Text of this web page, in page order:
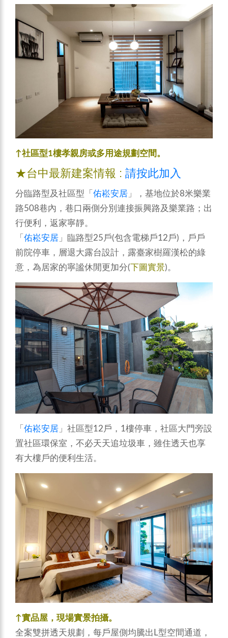
↑社區型1樓孝親房或多用途規劃空間。
★台中最新建案情報 : 請按此加入
分臨路型及社區型「 佑崧安居 」，基地位於8米樂業
路508巷內，巷口兩側分別連接振興路及樂業路；出
行便利，返家寧靜。
「 佑崧安居 」臨路型25戶(包含電梯戶12戶)，戶戶
前院停車，層退大露台設計，露臺家樹羅漢松的綠
意，為居家的寧謐休閒更加分(下圖實景)。
「 佑崧安居 」社區型12戶，1樓停車，社區大門旁設
置社區環保室，不必天天追垃圾車，雖住透天也享
有大樓戶的便利生活。
↑實品屋，現場實景拍攝。
全案雙拼透天規劃，每戶屋側均騰出L型空間通道，